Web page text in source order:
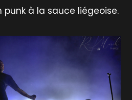
punk à la sauce liégeoise.